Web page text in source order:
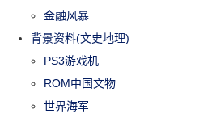
金融风暴
背景资料(文史地理)
PS3游戏机
ROM中国文物
世界海军